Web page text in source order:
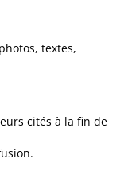
textes,
cités à la fin de